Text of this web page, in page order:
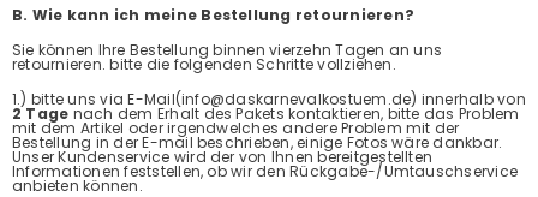
B. Wie kann ich meine Bestellung retournieren?
Sie können Ihre Bestellung binnen vierzehn Tagen an uns
retournieren. bitte die folgenden Schritte vollziehen.
1.) bitte uns via E-Mail(info@daskarnevalkostuem.de) innerhalb von
2 Tage nach dem Erhalt des Pakets kontaktieren, bitte das Problem
mit dem Artikel oder irgendwelches andere Problem mit der
Bestellung in der E-mail beschrieben, einige Fotos wäre dankbar.
Unser Kundenservice wird der von Ihnen bereitgestellten
Informationen feststellen, ob wir den Rückgabe-/Umtauschservice
anbieten können.